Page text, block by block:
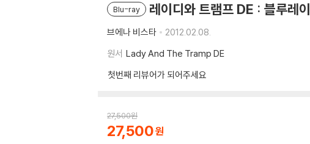
Blu-ray 레이디와 트램프 DE : 블루레이
브에나 비스타
2012.02.08.
원서 Lady And The Tramp DE
첫번째 리뷰어가 되어주세요
27,500원
27,500